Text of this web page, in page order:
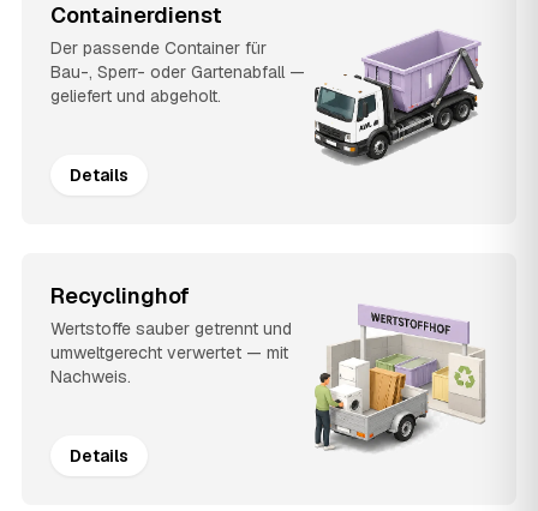
Containerdienst
Der passende Container für
Bau-, Sperr- oder Gartenabfall —
geliefert und abgeholt.
Details
Recyclinghof
Wertstoffe sauber getrennt und
umweltgerecht verwertet — mit
Nachweis.
Details